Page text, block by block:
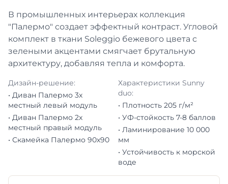
В промышленных интерьерах коллекция
"Палермо" создает эффектный контраст. Угловой
комплект в ткани Soleggio бежевого цвета с
зелеными акцентами смягчает брутальную
архитектуру, добавляя тепла и комфорта.
Дизайн-решение:
• Диван Палермо 3х
местный левый модуль
• Диван Палермо 2х
местный правый модуль
• Скамейка Палермо 90х90
Характеристики Sunny
duo:
• Плотность 205 г/м²
• УФ-стойкость 7-8 баллов
• Ламинирование 10 000
мм
• Устойчивость к морской
воде